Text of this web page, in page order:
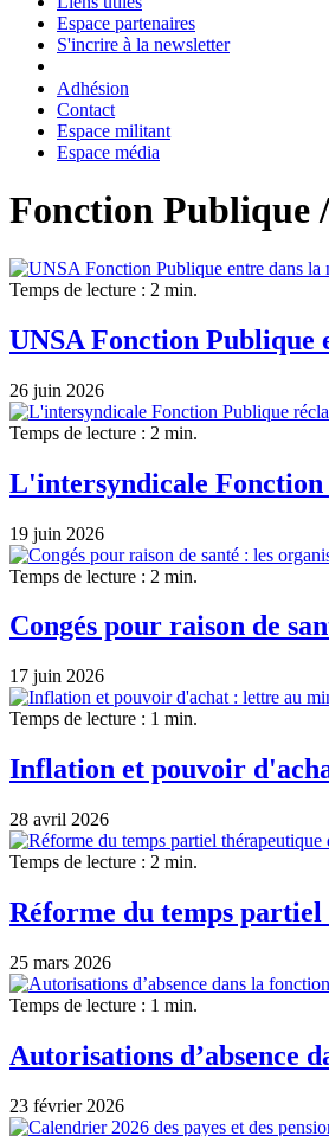
Espace partenaires
S'incrire à la newsletter
Adhésion
Contact
Espace militant
Espace média
Fonction Publique /
Temps de lecture : 2 min.
UNSA Fonction
26 juin 2026
Temps de lecture : 2 min.
L'intersyndicale Fonction
19 juin 2026
Temps de lecture : 2 min.
Congés pour raison de
17 juin 2026
Temps de lecture : 1 min.
Inflation et pouvoir
28 avril 2026
Temps de lecture : 2 min.
Réforme du temps
25 mars 2026
Temps de lecture : 1 min.
Autorisations d’absence
23 février 2026